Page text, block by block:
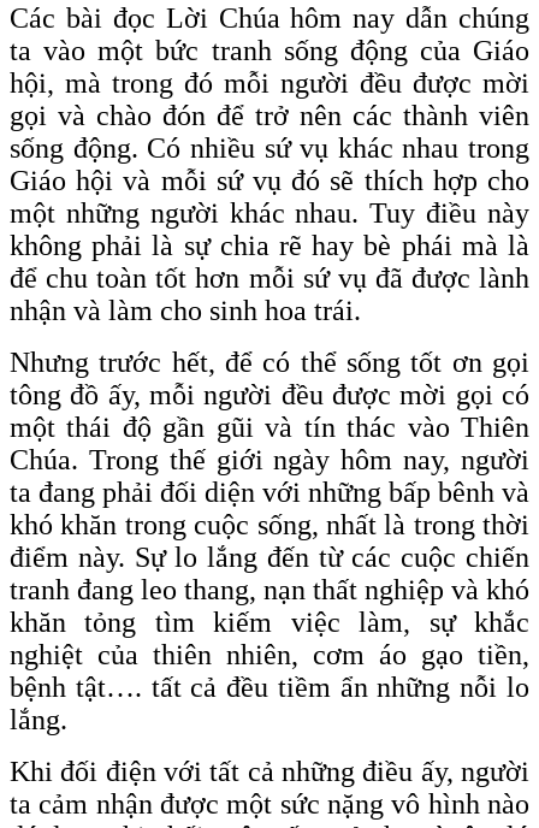
Các bài đọc Lời Chúa hôm nay dẫn chúng
ta vào một bức tranh sống động của Giáo
hội, mà trong đó mỗi người đều được mời
gọi và chào đón để trở nên các thành viên
sống động. Có nhiều sứ vụ khác nhau trong
Giáo hội và mỗi sứ vụ đó sẽ thích hợp cho
một những người khác nhau. Tuy điều này
không phải là sự chia rẽ hay bè phái mà là
để chu toàn tốt hơn mỗi sứ vụ đã được lành
nhận và làm cho sinh hoa trái.
Nhưng trước hết, để có thể sống tốt ơn gọi
tông đồ ấy, mỗi người đều được mời gọi có
một thái độ gần gũi và tín thác vào Thiên
Chúa. Trong thế giới ngày hôm nay, người
ta đang phải đối diện với những bấp bênh và
khó khăn trong cuộc sống, nhất là trong thời
điểm này. Sự lo lắng đến từ các cuộc chiến
tranh đang leo thang, nạn thất nghiệp và khó
khăn tỏng tìm kiếm việc làm, sự khắc
nghiệt của thiên nhiên, cơm áo gạo tiền,
bệnh tật…. tất cả đều tiềm ẩn những nỗi lo
lắng.
Khi đối điện với tất cả những điều ấy, người
ta cảm nhận được một sức nặng vô hình nào